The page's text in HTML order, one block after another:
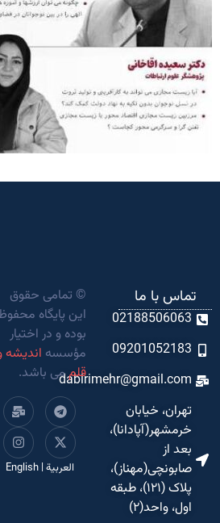
تماس با ما
02188506063
09201052183
dabirimehr@gmail.com
تهران، خیابان
خرمشهر(آپادانا)،
بعد از
صابونچی(مهناز)،
پلاک (۱۲۱)، طبقه
اول، واحد(۲)
© تمامی حقوق
این پایگاه محفوظ
بوده و در اختیار
مؤسسه اندیشه و
قلممی باشد.
العربية|
English